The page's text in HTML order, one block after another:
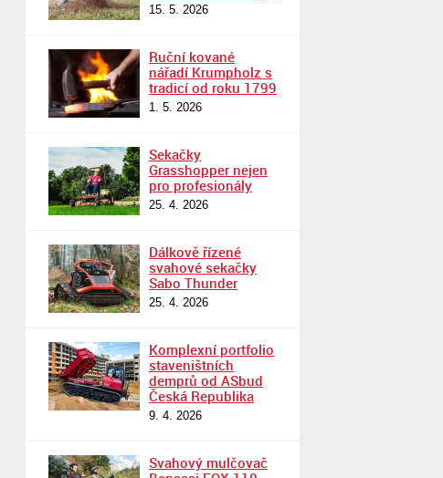
15. 5. 2026
Ruční kované
nářadí Krumpholz s
tradicí od roku 1799
1. 5. 2026
Sekačky
Grasshopper nejen
pro profesionály
25. 4. 2026
Dálkově řízené
svahové sekačky
Sabo Thunder
25. 4. 2026
Komplexní portfolio
staveništních
demprů od ASbud
Česká Republika
9. 4. 2026
Svahový mulčovač